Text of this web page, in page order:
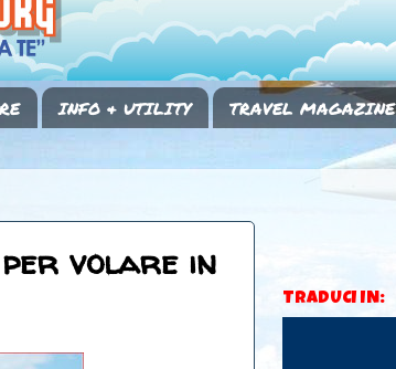
INFO & UTILITY
TRAVEL MAGAZINE
per volare in
TRADUCI IN: